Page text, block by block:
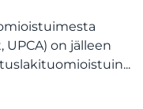
on jälleen